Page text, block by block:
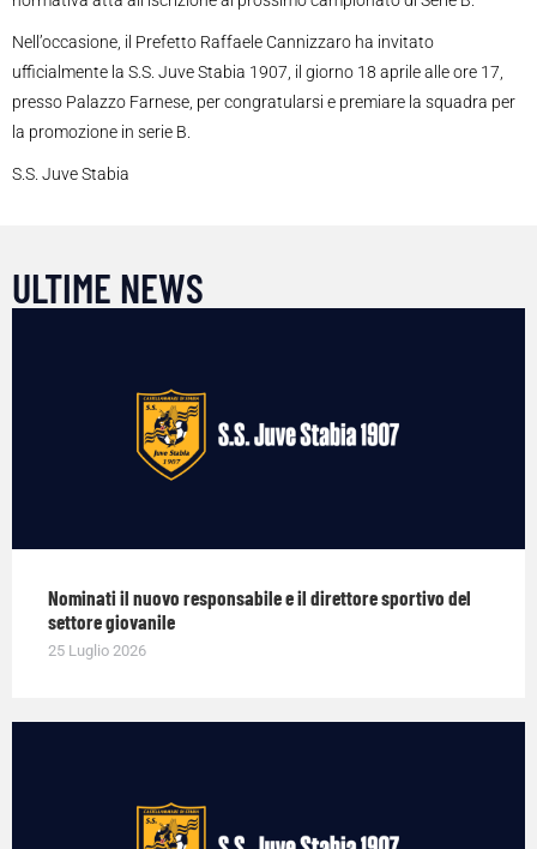
Nell’occasione, il Prefetto Raffaele Cannizzaro ha invitato
ufficialmente la S.S. Juve Stabia 1907, il giorno 18 aprile alle ore 17,
presso Palazzo Farnese, per congratularsi e premiare la squadra per
la promozione in serie B.
S.S. Juve Stabia
ULTIME NEWS
Nominati il nuovo responsabile e il direttore sportivo del
settore giovanile
25 Luglio 2026